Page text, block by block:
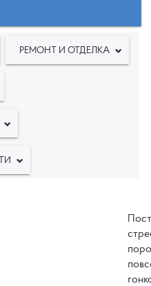
РЕМОНТ И ОТДЕЛКА